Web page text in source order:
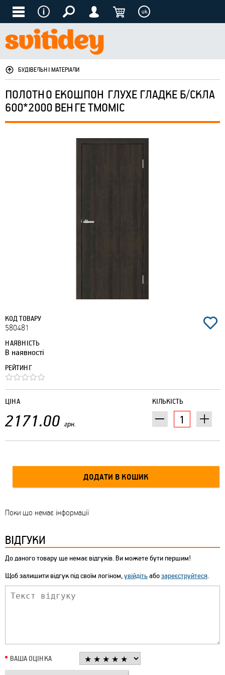
uk
БУДІВЕЛЬНІ МАТЕРІАЛИ
ПОЛОТНО ЕКОШПОН ГЛУХЕ ГЛАДКЕ Б/СКЛА
600*2000 ВЕНГЕ ТМОМІС
КОД ТОВАРУ
580481
НАЯВНІСТЬ
В наявності
РЕЙТИНГ
КІЛЬКІСТЬ
ЦІНА
2171.00 грн.
Поки що немає інформації
ВІДГУКИ
До даного товару ще немає відгуків. Ви можете бути першим!
Щоб залишити відгук під своїм логіном,увійдітьабозареєструйтеся.
ВАША ОЦІНКА